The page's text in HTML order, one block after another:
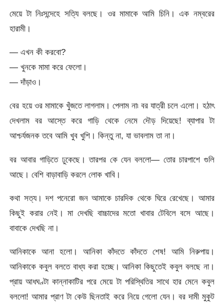
মেয়ে টা নিঃসন্দেহে সত্যি বলছে। ওর মামাকে আমি চিনি। এক নম্বরের
হারামী।
— এখন কী করবো?
— খুনকে মামা করে ফেলো।
— দাঁড়াও।
বের হয়ে ওর মামাকে খুঁজতে লাগলাম। পেলাম না৷ বর যাত্রী চলে এলো। হঠাৎ
দেখলাম বর আস্তে করে গাড়ি থেকে নেমে দৌড় দিয়েছে! ব্যাপার টা
আশ্চর্যজনক তবে আমি খুব খুশি। কিন্তু না, যা ভাবলাম তা না।
বর আবার গাড়িতে ঢুকেছে। তারপর কে যেন বললো— তোর চারপাশে গুলি
আছে। বেশি বাড়াবাড়ি করলে লোক খাবি।
কথা সত্য। দশ পনেরো জন আমাকে চারদিক থেকে ঘিরে রেখেছে। আমার
কিছুই করার নেই। মা দেখছি বাচ্চাদের মতো খাবার টেবিলে বসে আছে।
বাবাকে দেখছি না।
আনিকাকে আনা হলো। আনিকা কাঁদতে কাঁদতে শেষ! আমি নিরুপায়।
আনিকাকে কবুল বলতে বাধ্য করা হচ্ছে। আনিকা কিছুতেই কবুল বলছে না।
প্রায় আধঘণ্টা কান্নাকাটির পরে মেয়ে টা পরিস্থিতির সাথে হার মেনে কবুল
বললো! আমার প্রাণ টা কেউ ছিনতাই করে নিয়ে গেলো যেন। বর দামী মুকুট